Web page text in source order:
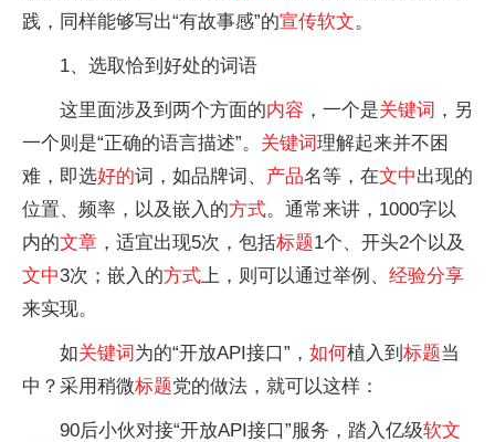
践，同样能够写出“有故事感”的宣传软文。
1、选取恰到好处的词语
这里面涉及到两个方面的内容 ，一个是关键词 ，另
一个则是“正确的语言描述”。 关键词理解起来并不困
难，即选好的词，如品牌词、 产品名等，在文中出现的
位置、频率，以及嵌入的方式。通常来讲，1000字以
内的文章 ，适宜出现5次，包括标题1个、开头2个以及
文中3次；嵌入的方式上，则可以通过举例、 经验分享
来实现。
如关键词 为的“开放API接口”， 如何植入到 标题当
中？采用稍微标题党的做法，就可以这样：
90后小伙对接“开放API接口”服务，踏入亿级软文